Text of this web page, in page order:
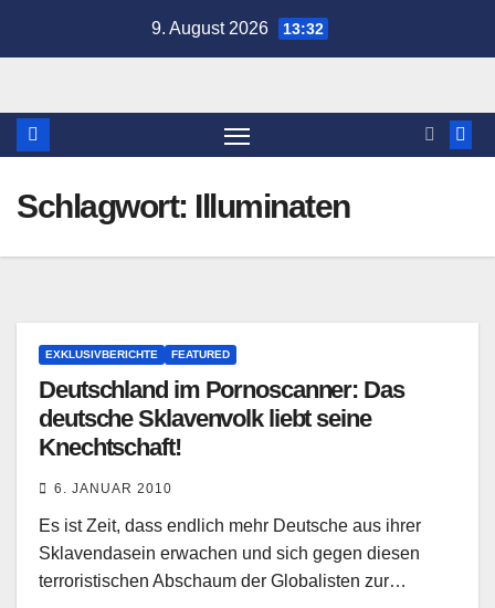
9. August 2026 13:32
Schlagwort: Illuminaten
EXKLUSIVBERICHTE FEATURED
Deutschland im Pornoscanner: Das
deutsche Sklavenvolk liebt seine
Knechtschaft!
6. JANUAR 2010
Es ist Zeit, dass endlich mehr Deutsche aus ihrer
Sklavendasein erwachen und sich gegen diesen
terroristischen Abschaum der Globalisten zur…